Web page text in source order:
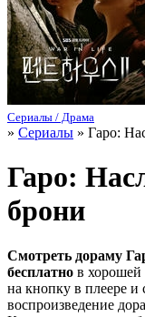
Сериалы / Драма
» Сериалы » Гаро:
Гаро:
брони
Смотреть дораму
бесплатно в хорошей
на кнопку в плеере и
воспроизведение